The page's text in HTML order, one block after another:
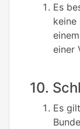
Es
keine
einer
10.
Es